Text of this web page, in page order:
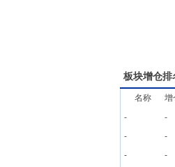
板块增仓排
名称 增
-
-
-
-
-
-